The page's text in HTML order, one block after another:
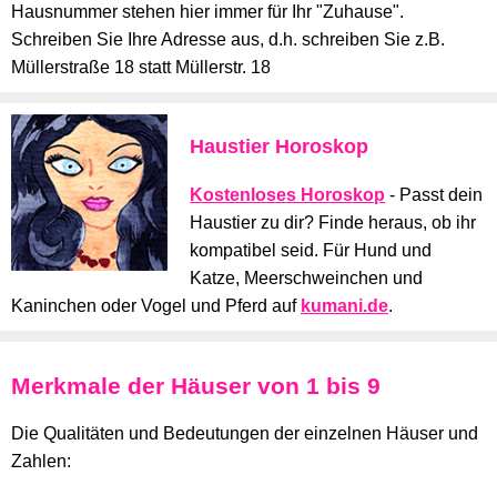
Hausnummer stehen hier immer für Ihr "Zuhause".
Schreiben Sie Ihre Adresse aus, d.h. schreiben Sie z.B.
Müllerstraße 18 statt Müllerstr. 18
Haustier Horoskop
Kostenloses Horoskop - Passt dein
Haustier zu dir? Finde heraus, ob ihr
kompatibel seid. Für Hund und
Katze, Meerschweinchen und
Kaninchen oder Vogel und Pferd auf kumani.de.
Merkmale der Häuser von 1 bis 9
Die Qualitäten und Bedeutungen der einzelnen Häuser und
Zahlen: